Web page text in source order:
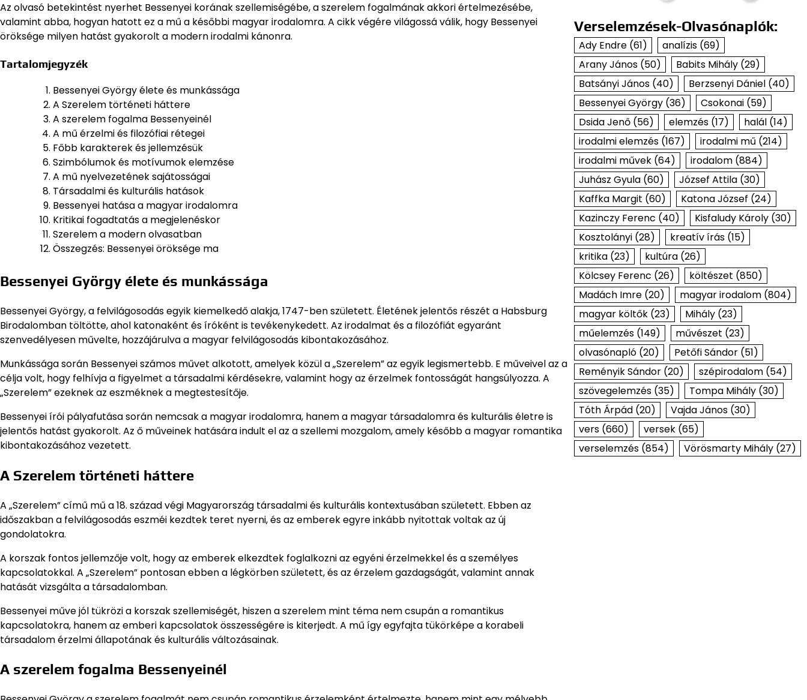
Az olvasó betekintést nyerhet Bessenyei korának szellemiségébe, a szerelem fogalmának akkori értelmezésébe,
valamint abba, hogyan hatott ez a mű a későbbi magyar irodalomra. A cikk végére világossá válik, hogy Bessenyei
öröksége milyen hatást gyakorolt a modern irodalmi kánonra.
Tartalomjegyzék
Bessenyei György élete és munkássága
A Szerelem történeti háttere
A szerelem fogalma Bessenyeinél
A mű érzelmi és filozófiai rétegei
Főbb karakterek és jellemzésük
Szimbólumok és motívumok elemzése
A mű nyelvezetének sajátosságai
Társadalmi és kulturális hatások
Bessenyei hatása a magyar irodalomra
Kritikai fogadtatás a megjelenéskor
Szerelem a modern olvasatban
Összegzés: Bessenyei öröksége ma
Bessenyei György élete és munkássága
Bessenyei György, a felvilágosodás egyik kiemelkedő alakja, 1747-ben született. Életének jelentős részét a Habsburg
Birodalomban töltötte, ahol katonaként és íróként is tevékenykedett. Az irodalmat és a filozófiát egyaránt
szenvedélyesen művelte, hozzájárulva a magyar felvilágosodás kibontakozásához.
Munkássága során Bessenyei számos művet alkotott, amelyek közül a „Szerelem” az egyik legismertebb. E műveivel az a
célja volt, hogy felhívja a figyelmet a társadalmi kérdésekre, valamint hogy az érzelmek fontosságát hangsúlyozza. A
„Szerelem” ezeknek az eszméknek a megtestesítője.
Bessenyei írói pályafutása során nemcsak a magyar irodalomra, hanem a magyar társadalomra és kulturális életre is
jelentős hatást gyakorolt. Az ő műveinek hatására indult el az a szellemi mozgalom, amely később a magyar romantika
kibontakozásához vezetett.
A Szerelem történeti háttere
A „Szerelem” című mű a 18. század végi Magyarország társadalmi és kulturális kontextusában született. Ebben az
időszakban a felvilágosodás eszméi kezdtek teret nyerni, és az emberek egyre inkább nyitottak voltak az új
gondolatokra.
A korszak fontos jellemzője volt, hogy az emberek elkezdtek foglalkozni az egyéni érzelmekkel és a személyes
kapcsolatokkal. A „Szerelem” pontosan ebben a légkörben született, és az érzelem gazdagságát, valamint annak
hatását vizsgálta a társadalomban.
Bessenyei műve jól tükrözi a korszak szellemiségét, hiszen a szerelem mint téma nem csupán a romantikus
kapcsolatokra, hanem az emberi kapcsolatok összességére is kiterjedt. A mű így egyfajta tükörképe a korabeli
társadalom érzelmi állapotának és kulturális változásainak.
A szerelem fogalma Bessenyeinél
Verselemzések-Olvasónaplók:
Ady Endre(61) analízis(69)
Arany János(50) Babits Mihály(29)
Batsányi János(40) Berzsenyi Dániel(40)
Bessenyei György(36) Csokonai(59)
Dsida Jenő(56) elemzés(17) halál(14)
irodalmi elemzés(167) irodalmi mű (214)
irodalmi művek(64) irodalom(884)
Juhász Gyula(60) József Attila(30)
Kaffka Margit (60) Katona József (24)
Kazinczy Ferenc (40) Kisfaludy Károly(30)
Kosztolányi(28) kreatív írás(15)
kritika(23) kultúra(26)
Kölcsey Ferenc (26) költészet (850)
Madách Imre(20) magyar irodalom(804)
magyar költők(23) Mihály(23)
műelemzés(149) művészet (23)
olvasónapló(20) Petőfi Sándor(51)
Reményik Sándor(20) szépirodalom(54)
szövegelemzés(35) Tompa Mihály(30)
Tóth Árpád(20) Vajda János(30)
vers(660) versek(65)
verselemzés(854) Vörösmarty Mihály(27)